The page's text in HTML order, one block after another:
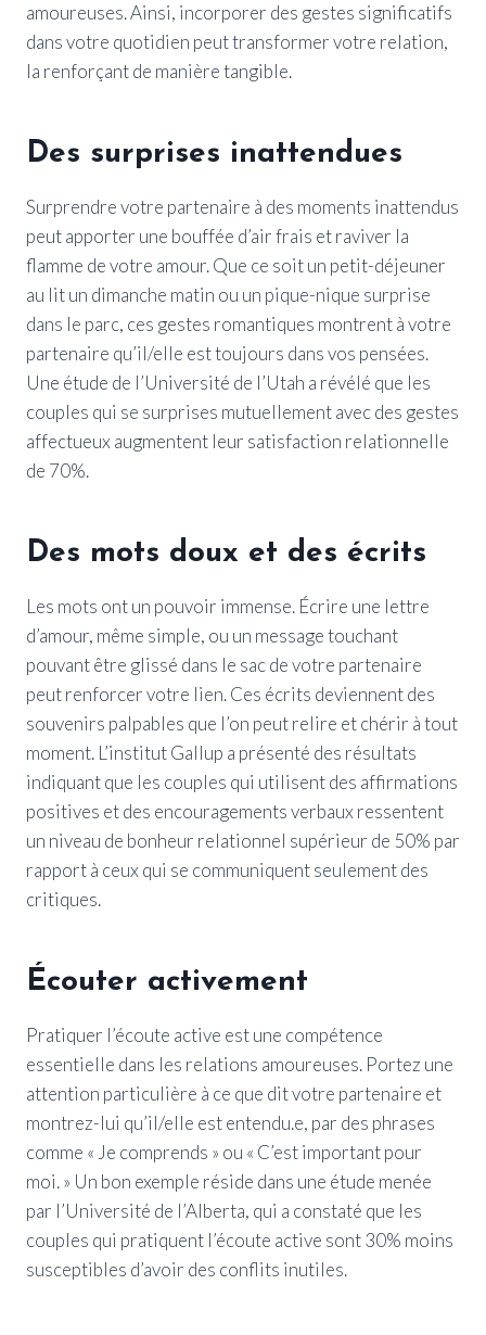
amoureuses. Ainsi, incorporer des gestes significatifs
dans votre quotidien peut transformer votre relation,
la renforçant de manière tangible.
Des surprises inattendues
Surprendre votre partenaire à des moments inattendus
peut apporter une bouffée d’air frais et raviver la
flamme de votre amour. Que ce soit un petit-déjeuner
au lit un dimanche matin ou un pique-nique surprise
dans le parc, ces gestes romantiques montrent à votre
partenaire qu’il/elle est toujours dans vos pensées.
Une étude de l’Université de l’Utah a révélé que les
couples qui se surprises mutuellement avec des gestes
affectueux augmentent leur satisfaction relationnelle
de 70%.
Des mots doux et des écrits
Les mots ont un pouvoir immense. Écrire une lettre
d’amour, même simple, ou un message touchant
pouvant être glissé dans le sac de votre partenaire
peut renforcer votre lien. Ces écrits deviennent des
souvenirs palpables que l’on peut relire et chérir à tout
moment. L’institut Gallup a présenté des résultats
indiquant que les couples qui utilisent des affirmations
positives et des encouragements verbaux ressentent
un niveau de bonheur relationnel supérieur de 50% par
rapport à ceux qui se communiquent seulement des
critiques.
Écouter activement
Pratiquer l’écoute active est une compétence
essentielle dans les relations amoureuses. Portez une
attention particulière à ce que dit votre partenaire et
montrez-lui qu’il/elle est entendu.e, par des phrases
comme « Je comprends » ou « C’est important pour
moi. » Un bon exemple réside dans une étude menée
par l’Université de l’Alberta, qui a constaté que les
couples qui pratiquent l’écoute active sont 30% moins
susceptibles d’avoir des conflits inutiles.